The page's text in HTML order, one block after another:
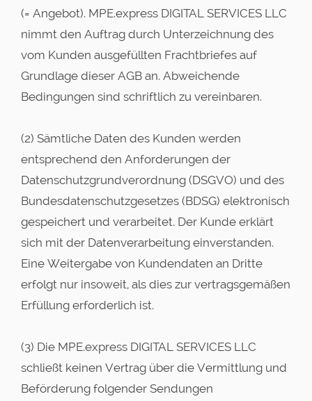
(= Angebot). MPE.express DIGITAL SERVICES LLC
nimmt den Auftrag durch Unterzeichnung des
vom Kunden ausgefüllten Frachtbriefes auf
Grundlage dieser AGB an. Abweichende
Bedingungen sind schriftlich zu vereinbaren.
(2) Sämtliche Daten des Kunden werden
entsprechend den Anforderungen der
Datenschutzgrundverordnung (DSGVO) und des
Bundesdatenschutzgesetzes (BDSG) elektronisch
gespeichert und verarbeitet. Der Kunde erklärt
sich mit der Datenverarbeitung einverstanden.
Eine Weitergabe von Kundendaten an Dritte
erfolgt nur insoweit, als dies zur vertragsgemäßen
Erfüllung erforderlich ist.
(3) Die MPE.express DIGITAL SERVICES LLC
schließt keinen Vertrag über die Vermittlung und
Beförderung folgender Sendungen